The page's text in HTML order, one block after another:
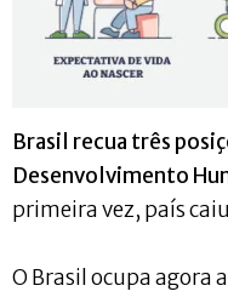
Brasil recua três
Desenvolvimento
primeira vez, país
O Brasil ocupa agora